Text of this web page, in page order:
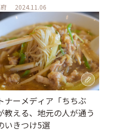
2024.11.06
ナーメディア「ちちぶ
教える、地元の人が通う
いきつけ5選